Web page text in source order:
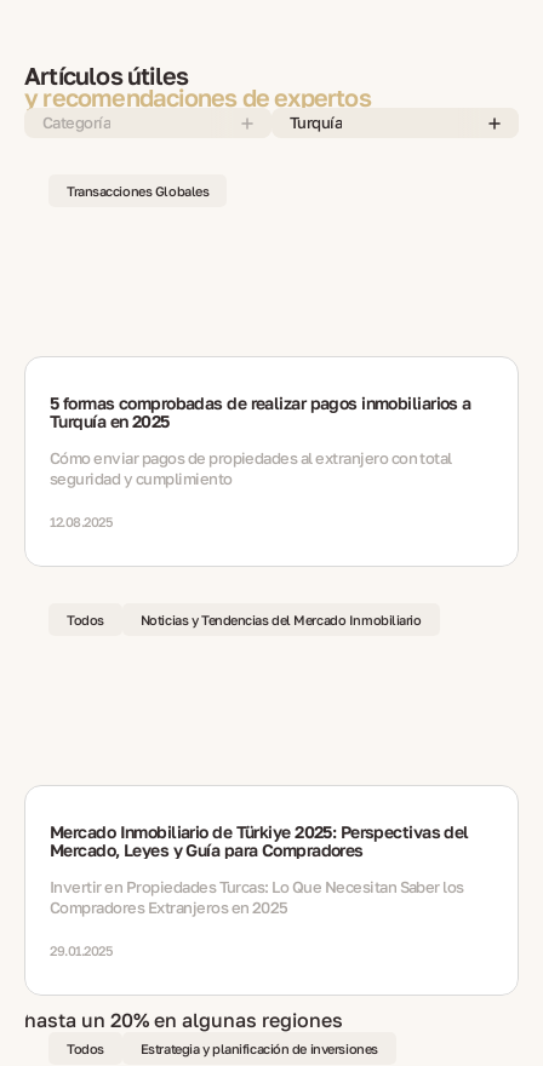
Artículos útiles
y recomendaciones de expertos
Categoría Turquía
Transacciones Globales
5 formas comprobadas de realizar pagos inmobiliarios a
Turquía en 2025
Cómo enviar pagos de propiedades al extranjero con total
seguridad y cumplimiento
12.08.2025
Todos Noticias y Tendencias del Mercado Inmobiliario
Mercado Inmobiliario de Türkiye 2025: Perspectivas del
Mercado, Leyes y Guía para Compradores
Invertir en Propiedades Turcas: Lo Que Necesitan Saber los
Compradores Extranjeros en 2025
29.01.2025
Todos Estrategia y planificación de inversiones